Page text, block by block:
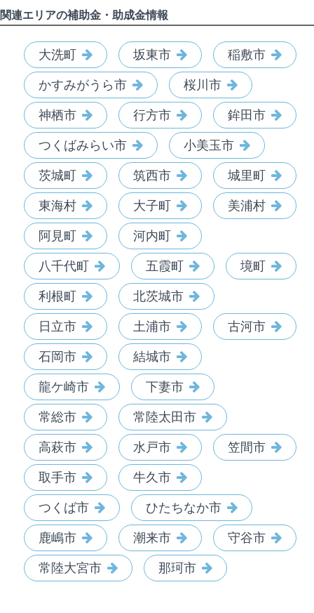
関連エリアの補助金・助成金情報
大洗町 坂東市 稲敷市
かすみがうら市 桜川市
神栖市 行方市 鉾田市
つくばみらい市 小美玉市
茨城町 筑西市 城里町
東海村 大子町 美浦村
阿見町 河内町
八千代町 五霞町 境町
利根町 北茨城市
日立市 土浦市 古河市
石岡市 結城市
龍ケ崎市 下妻市
常総市 常陸太田市
高萩市 水戸市 笠間市
取手市 牛久市
つくば市 ひたちなか市
鹿嶋市 潮来市 守谷市
常陸大宮市 那珂市